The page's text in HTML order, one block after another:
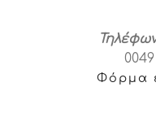
0049
Φόρμα